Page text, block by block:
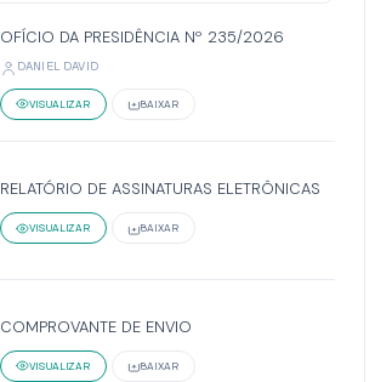
OFÍCIO DA PRESIDÊNCIA Nº 235/2026
DANIEL DAVID
VISUALIZAR BAIXAR
RELATÓRIO DE ASSINATURAS ELETRÔNICAS
VISUALIZAR BAIXAR
COMPROVANTE DE ENVIO
VISUALIZAR BAIXAR